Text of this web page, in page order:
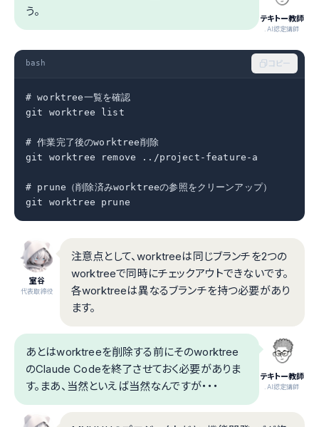
テキトー教師
.AI認定講師
う。
bash コピー
# worktree一覧を確認
git worktree list
# 作業完了後のworktree削除
git worktree remove ../project-feature-a
# prune（削除済みworktreeの参照をクリーンアップ）
git worktree prune
室谷
代表取締役
注意点として、worktreeは同じブランチを2つの
worktreeで同時にチェックアウトできないです。
各worktreeは異なるブランチを持つ必要があり
ます。
テキトー教師
.AI認定講師
あとはworktreeを削除する前にそのworktree
のClaude Codeを終了させておく必要がありま
す。まあ、当然といえば当然なんですが・・・